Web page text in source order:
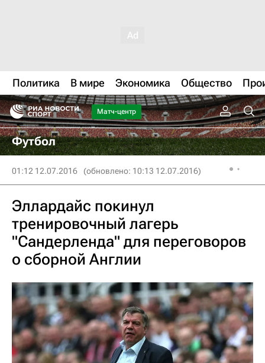
Политика В мире Экономика Общество
Матч-центр
Футбол
01:12 12.07.2016 (обновлено: 10:13 12.07.2016)
Эллардайс покинул
тренировочный лагерь
"Сандерленда" для переговоров
о сборной Англии